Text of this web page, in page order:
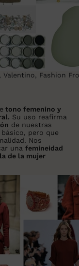
Fashion
tono femenino y
Su uso reafirma
de nuestras
pero que
Nos
una femineidad
de la mujer